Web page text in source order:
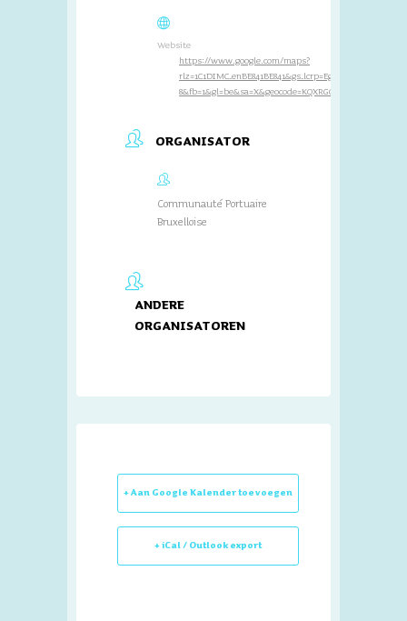
Website
https://www.google.com/maps?
ORGANISATOR
Communauté Portuaire
Bruxelloise
ANDERE
ORGANISATOREN
+ Aan Google Kalender toevoegen
+ iCal / Outlook export